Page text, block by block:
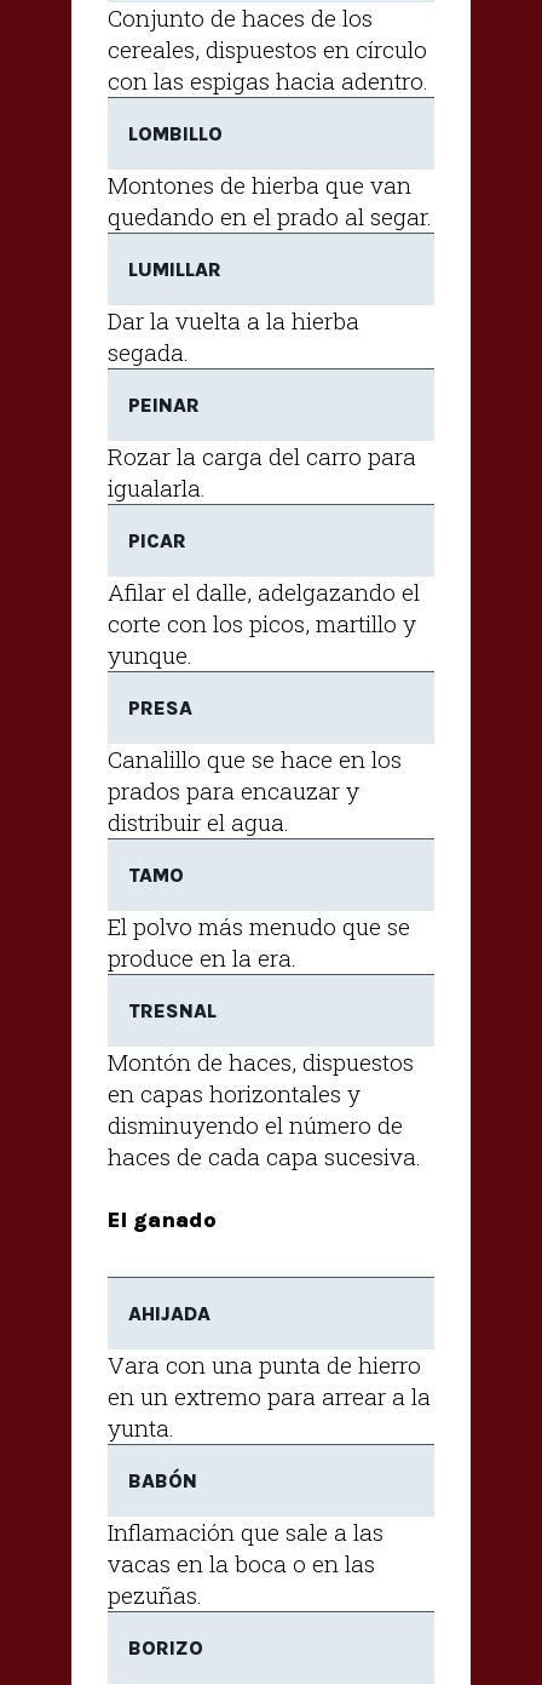
Conjunto de haces de los
cereales, dispuestos en círculo
con las espigas hacia adentro.
LOMBILLO
Montones de hierba que van
quedando en el prado al segar.
LUMILLAR
Dar la vuelta a la hierba
segada.
PEINAR
Rozar la carga del carro para
igualarla.
PICAR
Afilar el dalle, adelgazando el
corte con los picos, martillo y
yunque.
PRESA
Canalillo que se hace en los
prados para encauzar y
distribuir el agua.
TAMO
El polvo más menudo que se
produce en la era.
TRESNAL
Montón de haces, dispuestos
en capas horizontales y
disminuyendo el número de
haces de cada capa sucesiva.
El ganado
AHIJADA
Vara con una punta de hierro
en un extremo para arrear a la
yunta.
BABÓN
Inflamación que sale a las
vacas en la boca o en las
pezuñas.
BORIZO